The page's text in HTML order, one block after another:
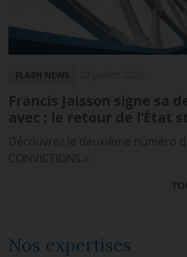
Francis Jaisson signe sa
avec : le retour de l’État
Découvrez le deuxième numéro
CONVICTIONS ».
Nos expertises